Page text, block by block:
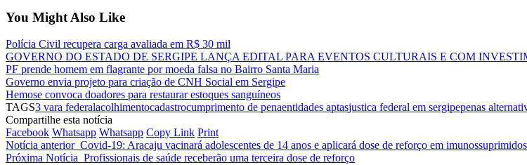
You Might Also Like
Polícia Civil recupera carga avaliada em R$ 30 mil
GOVERNO DO ESTADO DE SERGIPE LANÇA EDITAL PARA EVENTOS CULTURAIS E COM
PF prende homem em flagrante por moeda falsa no Bairro Santa Maria
Governo envia projeto para criação de CNH Social em Sergipe
Hemose convoca doadores para restaurar estoques sanguíneos
TAGS3 vara federalacolhimentocadastrocumprimento de penaentidades aptasjustica federal em sergipepenas
Compartilhe esta notícia
Facebook Whatsapp Whatsapp Copy Link Print
Notícia anterior Covid-19: Aracaju vacinará adolescentes de 14 anos e aplicará dose de reforço em imunossuprimidos
Próxima Notícia Profissionais de saúde receberão uma terceira dose de reforço